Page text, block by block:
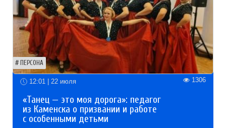
ПЕРСОНА
12:01 | 22 июля 1306
«Танец — это моя дорога»: педагог
из Каменска о призвании и работе
с особенными детьми